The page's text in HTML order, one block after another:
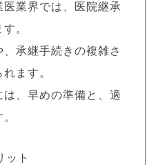
業界では、医院継承
。
承継手続きの複雑さ
ます。
、早めの準備と、適
ット